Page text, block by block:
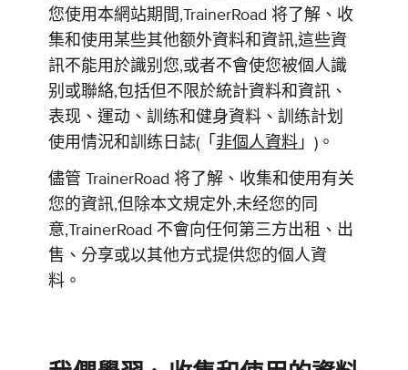
您使用本網站期間,TrainerRoad 将了解、收
集和使用某些其他额外資料和資訊,這些資
訊不能用於識别您,或者不會使您被個人識
别或聯絡,包括但不限於統計資料和資訊、
表现、運动、訓练和健身資料、訓练計划
使用情況和訓练日誌(「 非個人資料 」)。
儘管 TrainerRoad 将了解、收集和使用有关
您的資訊,但除本文規定外,未经您的同
意,TrainerRoad 不會向任何第三方出租、出
售、分享或以其他方式提供您的個人資
料。